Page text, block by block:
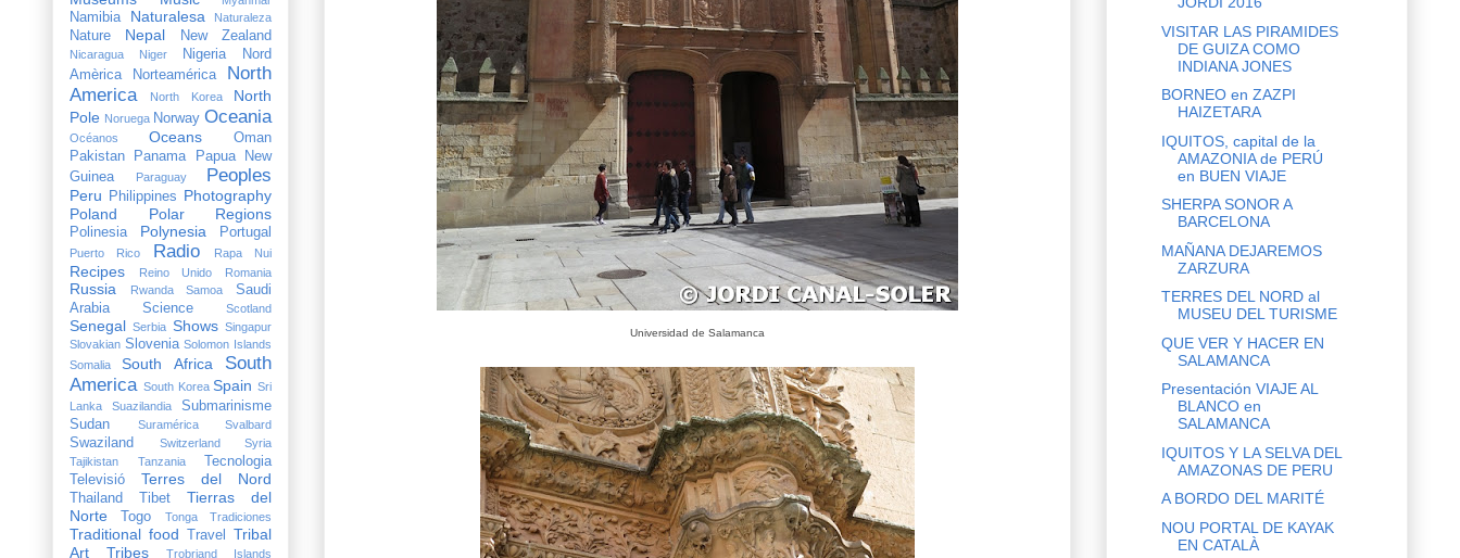
Universidad de Salamanca
Namibia Naturalesa Naturaleza
Nature Nepal New Zealand
Nicaragua Niger Nigeria
Nord
Amèrica
Norteamérica
North
America
North Korea
North
Pole Noruega Norway Oceania
Océanos Oceans
Oman
Pakistan
Panama
Papua New
Guinea
Paraguay Peoples
Peru Philippines Photography
Poland
Polar Regions
Polinesia Polynesia Portugal
Puerto Rico Radio Rapa Nui
Recipes Reino Unido Romania
Russia Rwanda Samoa
Saudi
Arabia
Science Scotland
Senegal Serbia Shows Singapur
Slovakian Slovenia Solomon Islands
Somalia
South Africa
South
America South Korea Spain Sri
Lanka
Suazilandia
Submarinisme
Sudan
Suramérica Svalbard
Swaziland Switzerland
Syria
Tajikistan
Tanzania
Tecnologia
Televisió
Terres del Nord
Thailand Tibet
Tierras del
Norte
Togo Tonga Tradiciones
Traditional food Travel
Tribal
Art
Tribes Trobriand Islands
VISITAR LAS PIRAMIDES
DE GUIZA COMO
INDIANA JONES
BORNEO en ZAZPI
HAIZETARA
IQUITOS, capital de la
AMAZONIA de PERÚ
en BUEN VIAJE
SHERPA SONOR A
BARCELONA
MAÑANA DEJAREMOS
ZARZURA
TERRES DEL NORD al
MUSEU DEL TURISME
QUE VER Y HACER EN
SALAMANCA
Presentación VIAJE AL
BLANCO en
SALAMANCA
IQUITOS Y LA SELVA DEL
AMAZONAS DE PERU
A BORDO DEL MARITÉ
NOU PORTAL DE KAYAK
EN CATALÀ